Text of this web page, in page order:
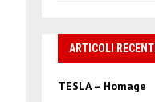
h
f
ARTICOLI RECENTI
TESLA – Homage